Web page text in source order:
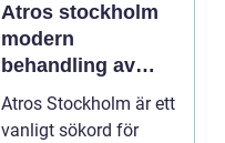
Atros stockholm
modern
behandling av
ledbesvär i
huvudstaden
Atros Stockholm är ett
vanligt sökord för